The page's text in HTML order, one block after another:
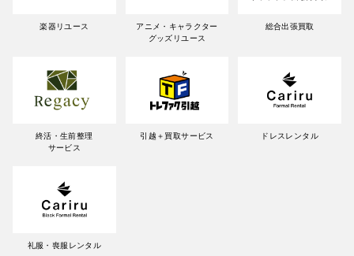
楽器リユース
アニメ・キャラクター
グッズリユース
総合出張買取
終活・生前整理
サービス
引越＋買取サービス ドレスレンタル
礼服・喪服レンタル